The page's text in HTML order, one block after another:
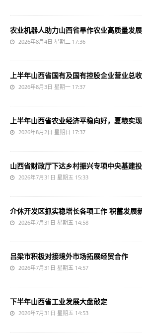
农业机器人助力山西省旱作农业高质量发展
2026年8月4日 星期二 17:36
上半年山西省国有及国有控股企业营业总
2026年8月3日 星期一 17:37
上半年山西省农业经济平稳向好，夏粮实
2026年8月2日 星期日 17:37
山西省财政厅下达乡村振兴专项中央基建
2026年7月31日 星期五 15:33
介休开发区抓实稳增长各项工作 积蓄发展
2026年7月31日 星期五 14:58
吕梁市积极对接境外市场拓展经贸合作
2026年7月31日 星期五 14:57
下半年山西省工业发展大盘敲定
2026年7月31日 星期五 14:53